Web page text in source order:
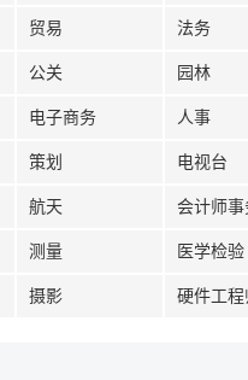
贸易 法务
公关 园林
电子商务 人事
策划 电视台
航天 会计师事
测量 医学检验
摄影 硬件工程